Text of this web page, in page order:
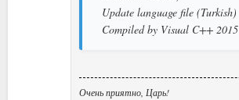
Update language file (Turkish)
Compiled by Visual C++ 2015
Очень приятно, Царь!